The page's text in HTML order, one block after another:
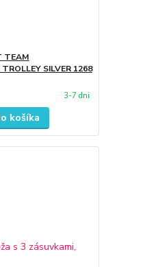
TEAM
SILVER 1268
3-7 dni
košíka